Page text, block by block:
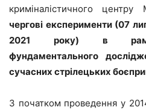
криміналістичного
чергові експерименти (07
2021 року) в
фундаментального
сучасних стрілецьких
З початком проведення у